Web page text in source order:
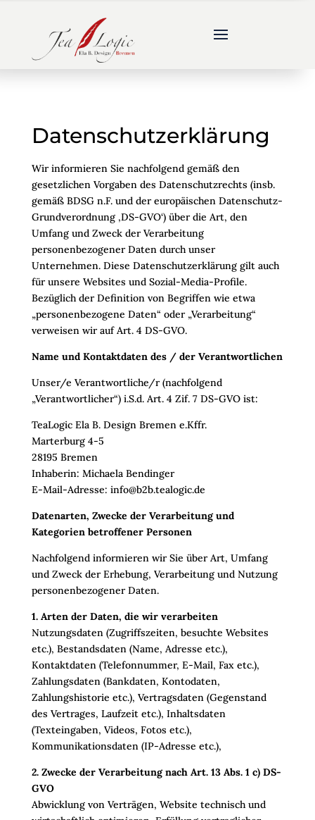
Datenschutzerklärung
Wir informieren Sie nachfolgend gemäß den
gesetzlichen Vorgaben des Datenschutzrechts (insb.
gemäß BDSG n.F. und der europäischen Datenschutz-
Grundverordnung ‚DS-GVO‘) über die Art, den
Umfang und Zweck der Verarbeitung
personenbezogener Daten durch unser
Unternehmen. Diese Datenschutzerklärung gilt auch
für unsere Websites und Sozial-Media-Profile.
Bezüglich der Definition von Begriffen wie etwa
„personenbezogene Daten“ oder „Verarbeitung“
verweisen wir auf Art. 4 DS-GVO.
Name und Kontaktdaten des / der Verantwortlichen
Unser/e Verantwortliche/r (nachfolgend
„Verantwortlicher“) i.S.d. Art. 4 Zif. 7 DS-GVO ist:
TeaLogic Ela B. Design Bremen e.Kffr.
Marterburg 4-5
28195 Bremen
Inhaberin: Michaela Bendinger
E-Mail-Adresse: info@b2b.tealogic.de
Datenarten, Zwecke der Verarbeitung und
Kategorien betroffener Personen
Nachfolgend informieren wir Sie über Art, Umfang
und Zweck der Erhebung, Verarbeitung und Nutzung
personenbezogener Daten.
1. Arten der Daten, die wir verarbeiten
Nutzungsdaten (Zugriffszeiten, besuchte Websites
etc.), Bestandsdaten (Name, Adresse etc.),
Kontaktdaten (Telefonnummer, E-Mail, Fax etc.),
Zahlungsdaten (Bankdaten, Kontodaten,
Zahlungshistorie etc.), Vertragsdaten (Gegenstand
des Vertrages, Laufzeit etc.), Inhaltsdaten
(Texteingaben, Videos, Fotos etc.),
Kommunikationsdaten (IP-Adresse etc.),
2. Zwecke der Verarbeitung nach Art. 13 Abs. 1 c) DS-
GVO
Abwicklung von Verträgen, Website technisch und